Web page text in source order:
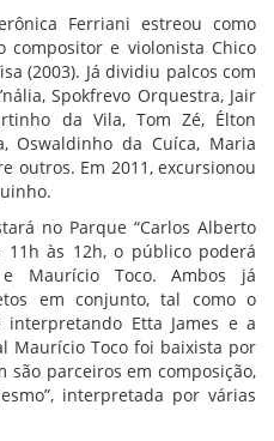
Ferriani estreou como
compositor e violonista Chico
(2003). Já dividiu palcos com
Spokfrevo Orquestra, Jair
da Vila, Tom Zé, Élton
Oswaldinho da Cuíca, Maria
outros. Em 2011, excursionou
no Parque “Carlos Alberto
11h às 12h, o público poderá
Maurício Toco. Ambos já
em conjunto, tal como o
Etta James e a
Maurício Toco foi baixista por
são parceiros em composição,
interpretada por várias